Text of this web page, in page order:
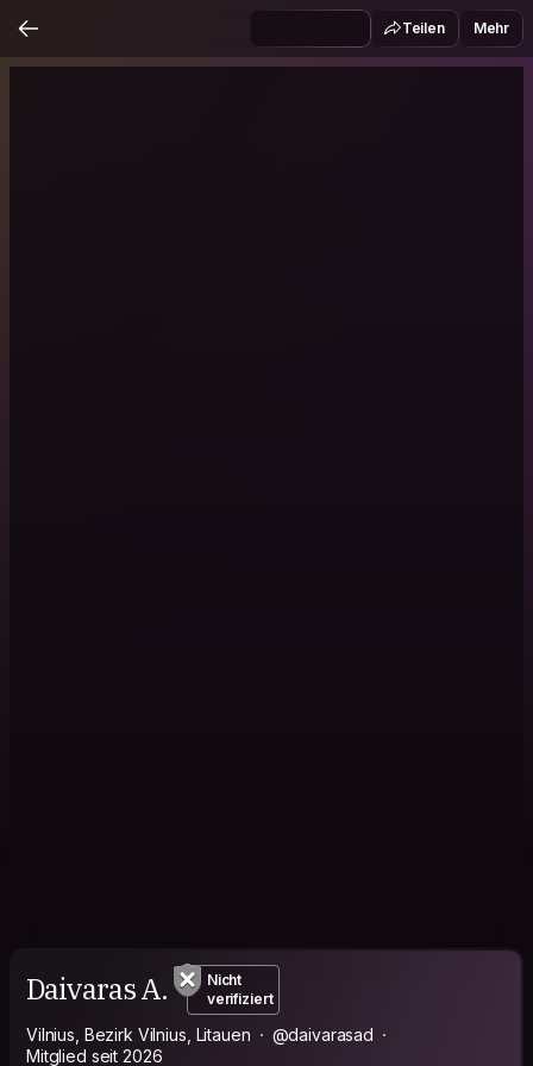
Teilen Mehr
Daivaras A.
Nicht
verifiziert
Vilnius, Bezirk Vilnius, Litauen
@daivarasad
Mitglied seit 2026